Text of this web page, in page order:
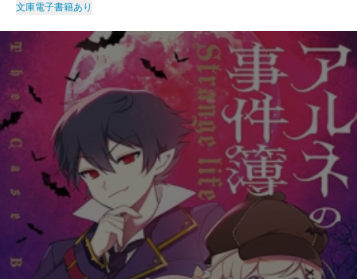
文庫電子書籍あり